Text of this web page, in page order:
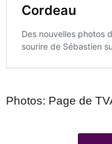
Photos: Page de